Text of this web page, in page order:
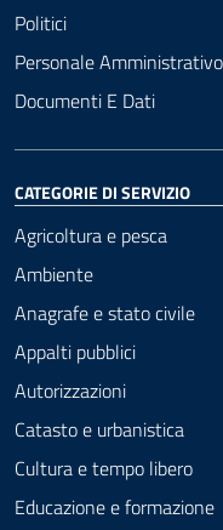
Politici
Personale Amministrativo
Documenti E Dati
CATEGORIE DI SERVIZIO
Agricoltura e pesca
Ambiente
Anagrafe e stato civile
Appalti pubblici
Autorizzazioni
Catasto e urbanistica
Cultura e tempo libero
Educazione e formazione